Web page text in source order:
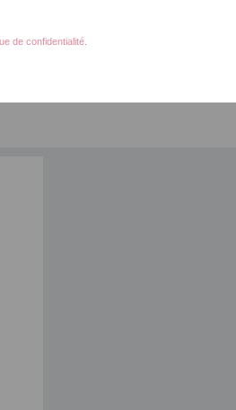
de confidentialité